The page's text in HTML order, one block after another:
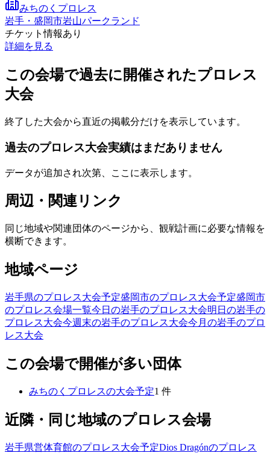
みちのくプロレス
岩手・盛岡市岩山パークランド
チケット情報あり
詳細を見る
この会場で過去に開催されたプロレス
大会
終了した大会から直近の掲載分だけを表示しています。
過去のプロレス大会実績はまだありません
データが追加され次第、ここに表示します。
周辺・関連リンク
同じ地域や関連団体のページから、観戦計画に必要な情報を
横断できます。
地域ページ
岩手県のプロレス大会予定盛岡市のプロレス大会予定盛岡市
のプロレス会場一覧今日の岩手のプロレス大会明日の岩手の
プロレス大会今週末の岩手のプロレス大会今月の岩手のプロ
レス大会
この会場で開催が多い団体
みちのくプロレスの大会予定1 件
近隣・同じ地域のプロレス会場
岩手県営体育館のプロレス大会予定Dios Dragónのプロレス